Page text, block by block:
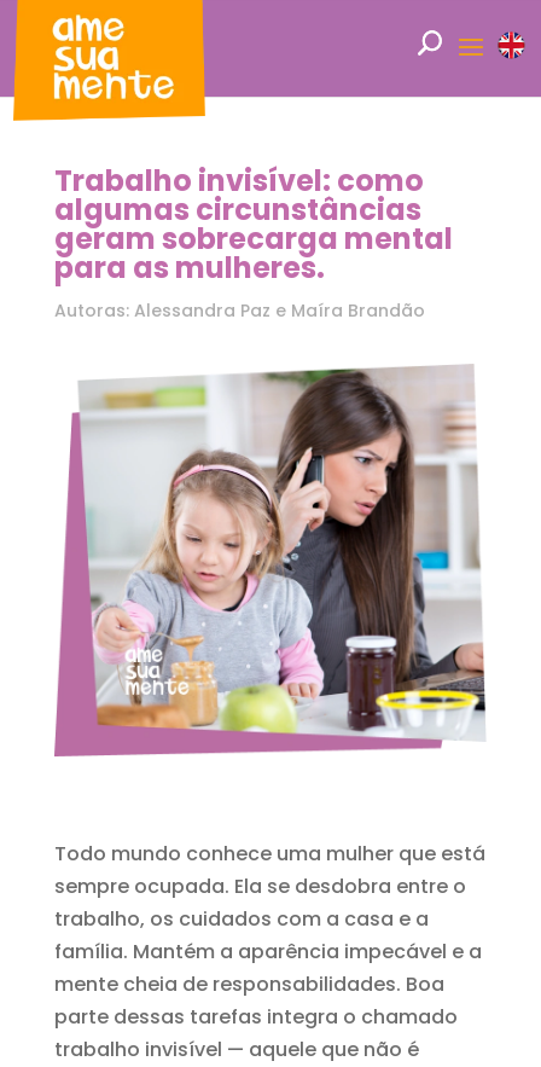
Trabalho invisível: como
algumas circunstâncias
geram sobrecarga mental
para as mulheres.
Autoras: Alessandra Paz e Maíra Brandão
Todo mundo conhece uma mulher que está
sempre ocupada. Ela se desdobra entre o
trabalho, os cuidados com a casa e a
família. Mantém a aparência impecável e a
mente cheia de responsabilidades. Boa
parte dessas tarefas integra o chamado
trabalho invisível — aquele que não é